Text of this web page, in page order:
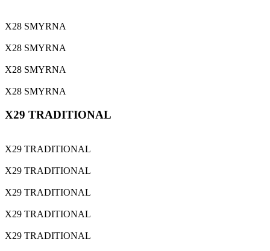
X28 SMYRNA
X28 SMYRNA
X28 SMYRNA
X28 SMYRNA
X29 TRADITIONAL
X29 TRADITIONAL
X29 TRADITIONAL
X29 TRADITIONAL
X29 TRADITIONAL
X29 TRADITIONAL